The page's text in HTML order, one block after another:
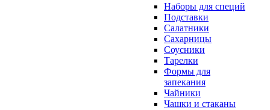
Наборы для специй
Подставки
Салатники
Сахарницы
Соусники
Тарелки
Формы для
запекания
Чайники
Чашки и стаканы